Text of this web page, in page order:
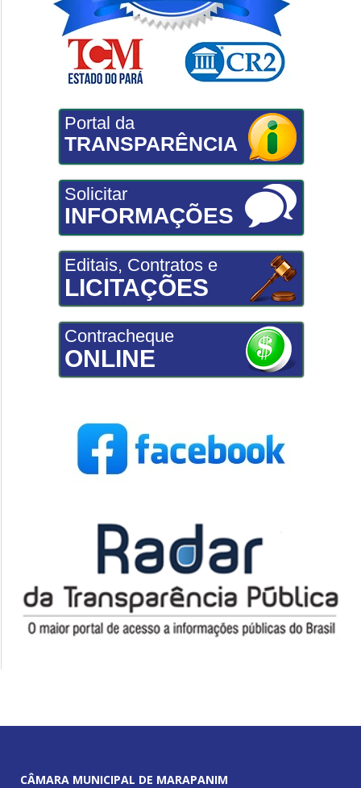
Portal da
TRANSPARÊNCIA
Solicitar
INFORMAÇÕES
Editais, Contratos e
LICITAÇÕES
Contracheque
ONLINE
CÂMARA MUNICIPAL DE MARAPANIM